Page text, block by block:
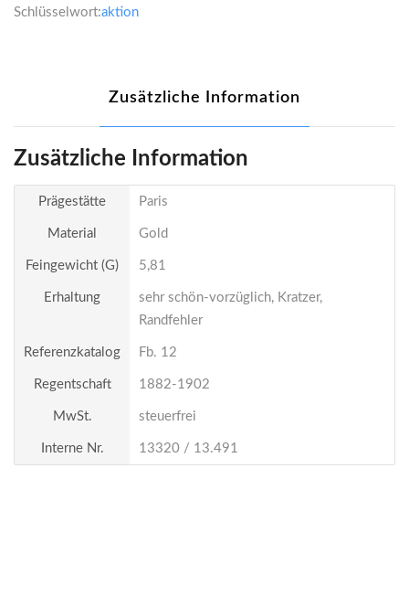
1892
Schlüsselwort:aktion
Zusätzliche Information
Zusätzliche Information
Prägestätte Paris
Material Gold
Feingewicht (g) 5,81
Erhaltung
sehr schön-vorzüglich, Kratzer,
Randfehler
Referenzkatalog Fb. 12
Regentschaft 1882-1902
MwSt. steuerfrei
Interne Nr. 13320 / 13.491